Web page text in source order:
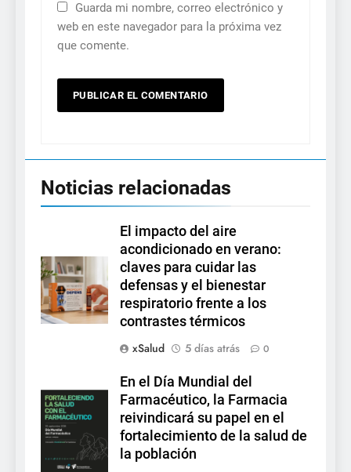
Guarda mi nombre, correo electrónico y
web en este navegador para la próxima vez
que comente.
Noticias relacionadas
El impacto del aire
acondicionado en verano:
claves para cuidar las
defensas y el bienestar
respiratorio frente a los
contrastes térmicos
xSalud
5 días atrás 0
En el Día Mundial del
Farmacéutico, la Farmacia
reivindicará su papel en el
fortalecimiento de la salud de
la población